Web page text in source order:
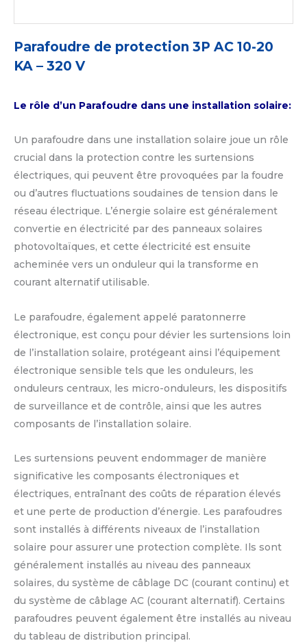
Parafoudre de protection 3P AC 10-20
KA – 320 V
Le rôle d’un Parafoudre dans une installation solaire:
Un parafoudre dans une installation solaire joue un rôle
crucial dans la protection contre les surtensions
électriques, qui peuvent être provoquées par la foudre
ou d’autres fluctuations soudaines de tension dans le
réseau électrique. L’énergie solaire est généralement
convertie en électricité par des panneaux solaires
photovoltaïques, et cette électricité est ensuite
acheminée vers un onduleur qui la transforme en
courant alternatif utilisable.
Le parafoudre, également appelé paratonnerre
électronique, est conçu pour dévier les surtensions loin
de l’installation solaire, protégeant ainsi l’équipement
électronique sensible tels que les onduleurs, les
onduleurs centraux, les micro-onduleurs, les dispositifs
de surveillance et de contrôle, ainsi que les autres
composants de l’installation solaire.
Les surtensions peuvent endommager de manière
significative les composants électroniques et
électriques, entraînant des coûts de réparation élevés
et une perte de production d’énergie. Les parafoudres
sont installés à différents niveaux de l’installation
solaire pour assurer une protection complète. Ils sont
généralement installés au niveau des panneaux
solaires, du système de câblage DC (courant continu) et
du système de câblage AC (courant alternatif). Certains
parafoudres peuvent également être installés au niveau
du tableau de distribution principal.